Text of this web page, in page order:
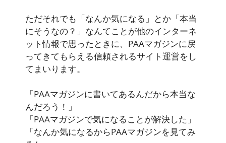
ただそれでも「なんか気になる」とか「本当
にそうなの？」なんてことが他のインターネ
ット情報で思ったときに、PAAマガジンに戻
ってきてもらえる信頼されるサイト運営をし
てまいります。
「PAAマガジンに書いてあるんだから本当な
んだろう！」
「PAAマガジンで気になることが解決した」
「なんか気になるからPAAマガジンを見てみ